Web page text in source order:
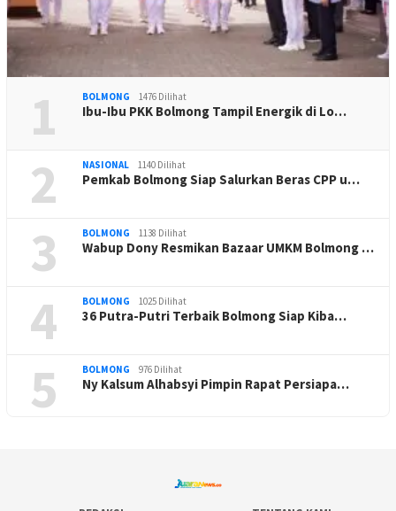
1 BOLMONG 1476 Dilihat
Ibu-Ibu PKK Bolmong Tampil Energik di Lo…
2 NASIONAL 1140 Dilihat
Pemkab Bolmong Siap Salurkan Beras CPP u…
3 BOLMONG 1138 Dilihat
Wabup Dony Resmikan Bazaar UMKM Bolmong …
4 BOLMONG 1025 Dilihat
36 Putra-Putri Terbaik Bolmong Siap Kiba…
5 BOLMONG 976 Dilihat
Ny Kalsum Alhabsyi Pimpin Rapat Persiapa…